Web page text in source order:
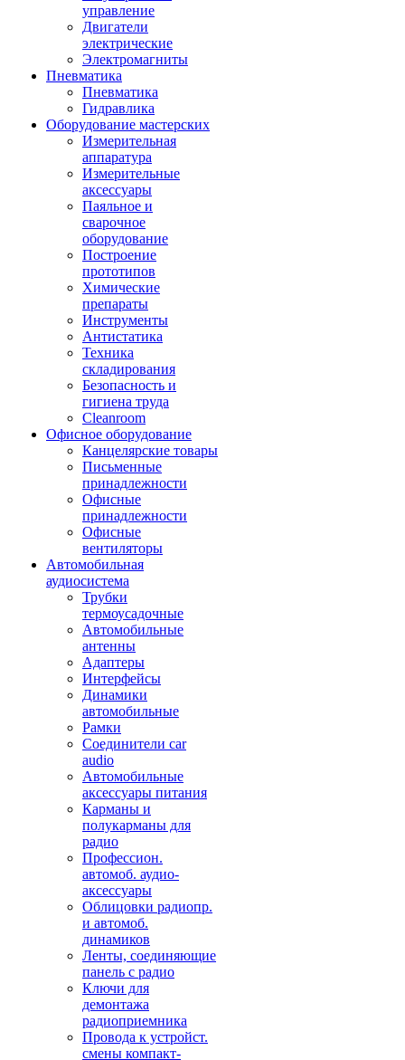
управление
Двигатели
электрические
Электромагниты
Пневматика
Пневматика
Гидравлика
Оборудование мастерских
Измерительная
аппаратура
Измерительные
аксессуары
Паяльное и
сварочное
оборудование
Построение
прототипов
Химические
препараты
Инструменты
Aнтистатика
Техника
складирования
Безопасность и
гигиена труда
Cleanroom
Офисное оборудование
Канцелярские товары
Письменные
принадлежности
Офисные
принадлежности
Офисные
вентиляторы
Автомобильная
аудиосистема
Трубки
термоусадочные
Автомобильные
антенны
Адаптеры
Интерфейсы
Динамики
автомобильные
Рамки
Соединители car
audio
Автомобильные
аксессуары питания
Карманы и
полукарманы для
радио
Профессион.
автомоб. аудио-
аксессуары
Облицовки радиопр.
и автомоб.
динамиков
Ленты, соединяющие
панель с радио
Ключи для
демонтажа
радиоприемника
Провода к устройст.
смены компакт-